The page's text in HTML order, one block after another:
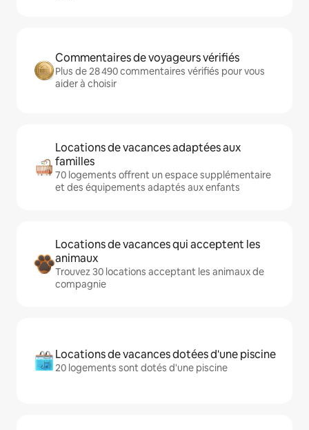
Commentaires de voyageurs vérifiés
Plus de 28 490 commentaires vérifiés pour vous
aider à choisir
Locations de vacances adaptées aux
familles
70 logements offrent un espace supplémentaire
et des équipements adaptés aux enfants
Locations de vacances qui acceptent les
animaux
Trouvez 30 locations acceptant les animaux de
compagnie
Locations de vacances dotées d'une piscine
20 logements sont dotés d'une piscine